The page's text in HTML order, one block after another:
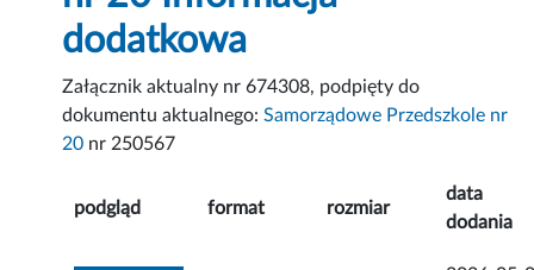
dodatkowa
Załącznik aktualny nr 674308, podpięty do
dokumentu aktualnego:Samorządowe Przedszkole nr
20 nr 250567
podgląd format rozmiar
data
dodania